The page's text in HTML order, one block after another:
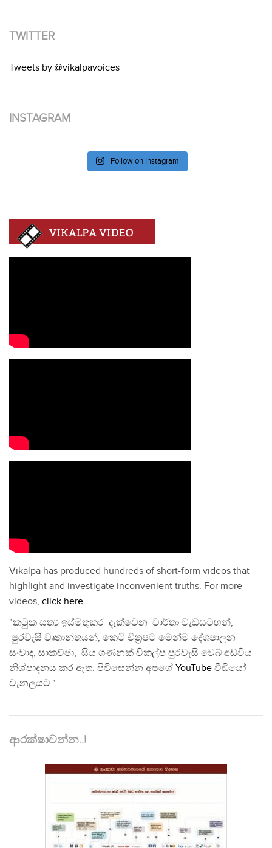
TWITTER
Tweets by @vikalpavoices
INSTAGRAM
Follow on Instagram
Vikalpa has produced hundreds of short-form videos that
highlight and investigate inconvenient truths. For more
videos, click here.
"කටුක සත්‍ය ඉස්මතුකර දැක්වෙන වාර්තා වැඩසටහන්,
පුරවැසි වෘතාන්තයන්, කෙටි චිත්‍රපට මෙන්ම දේශපාලන
සංවාද, සාකච්ඡා, සිය ගණනක් විකල්ප පුරවැසි වෙබ් අඩවිය
නිශ්පාදනය කර ඇත. පිවිසෙන්න අපගේ YouTube වීඩියෝ
චැනලයට."
ආරක්ෂාවන්න..!